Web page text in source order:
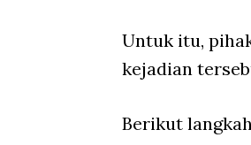
Untuk itu,
kejadian
Berikut